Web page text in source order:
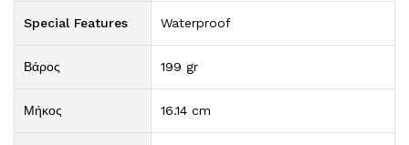
Special Features Waterproof
Βάρος 199 gr
Μήκος 16.14 cm